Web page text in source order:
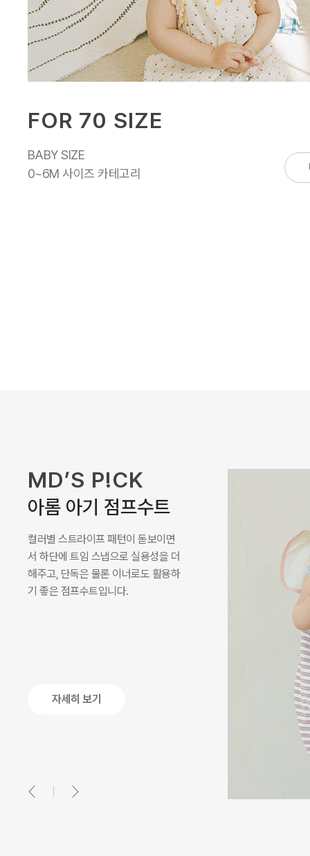
FOR 70 SIZE
BABY SIZE
0~6M 사이즈 카테고리
MD’S P!CK
미나 라운지 셋업
랑하며, 특색 있는 컬러감이 포인트
되어주면서 부드러운 레이온 골지
단으로 시원하게 착용되는 셋업입
자세히 보기